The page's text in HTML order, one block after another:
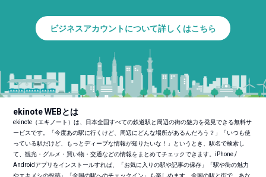
ビジネスアカウントについて詳しくはこちら
ekinote WEBとは
ekinote（エキノート）は、日本全国すべての鉄道駅と周辺の街の魅力を発見できる無料サ
ービスです。「今度あの駅に行くけど、周辺にどんな場所があるんだろう？」「いつも使
っている駅だけど、もっとディープな情報が知りたいな！」というとき、駅名で検索し
て、観光・グルメ・買い物・交通などの情報をまとめてチェックできます。iPhone /
Androidアプリをインストールすれば、「お気に入りの駅や記事の保存」「駅や街の魅力
やエキメシの投稿」「全国の駅へのチェックイン」も楽しめます。全国の駅と街で、あな